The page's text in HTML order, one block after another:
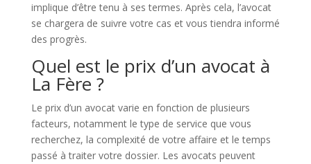
implique d’être tenu à ses termes. Après cela, l’avocat
se chargera de suivre votre cas et vous tiendra informé
des progrès.
Quel est le prix d’un avocat à
La Fère ?
Le prix d’un avocat varie en fonction de plusieurs
facteurs, notamment le type de service que vous
recherchez, la complexité de votre affaire et le temps
passé à traiter votre dossier. Les avocats peuvent